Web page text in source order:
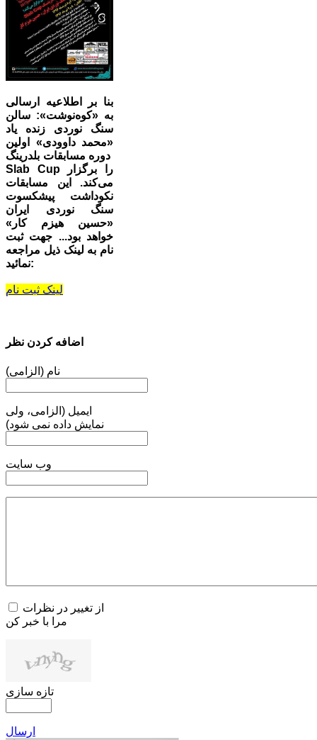
بنا بر اطلاعیه ارسالی
به «کوه‌نوشت»: سالن
سنگ نوردی زنده یاد
«محمد داوودی» اولین
دوره مسابقات بلدرینگ
Slab Cup را برگزار
می‌کند. این مسابقات
نکوداشت پیشکسوت
سنگ نوردی ایران
«حسین هیزم کار»
خواهد بود... جهت ثبت
نام به لینک ذیل مراجعه
نمائید:
لینک ثبت نام
اضافه کردن نظر
نام (الزامی)
ایمیل (الزامی، ولی
نمایش داده نمی شود)
وب سایت
از تغییر در نظرات
مرا با خبر کن
تازه سازی
ارسال